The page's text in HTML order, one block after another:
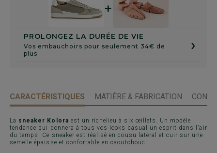
PROLONGEZ LA DURÉE DE VIE
Vos embauchoirs pour seulement 34€ de
plus
›
+
CARACTÉRISTIQUES MATIÈRE & FABRICATION
La sneaker Kolora est un richelieu à six œillets. Un modèle
tendance qui donnera à tous vos looks casual un esprit dans l’air
du temps. Ce sneaker est réalisé en cousu latéral et cuir sur une
semelle épaisse et confortable en caoutchouc.